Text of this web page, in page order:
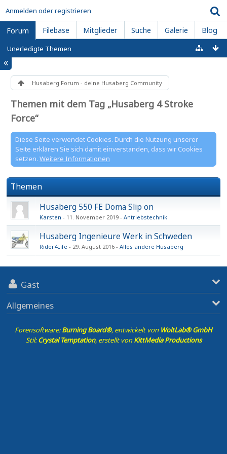
Anmelden oder registrieren
Forum Filebase Mitglieder Suche Galerie Blog
Unerledigte Themen
Husaberg Forum - deine Husaberg Community
Themen mit dem Tag „Husaberg 4 Stroke
Force“
Diese Seite verwendet Cookies. Durch die Nutzung unserer
Seite erklären Sie sich damit einverstanden, dass wir Cookies
setzen. Weitere Informationen
Themen
Husaberg 550 FE Doma Slip on
Karsten 11. November 2019 Antriebstechnik
Husaberg Ingenieure Werk in Schweden
Rider4Life 29. August 2016 Alles andere Husaberg
Gast
Allgemeines
Forensoftware:Burning Board®, entwickelt von WoltLab® GmbH
Stil:Crystal Temptation, erstellt vonKittMedia Productions